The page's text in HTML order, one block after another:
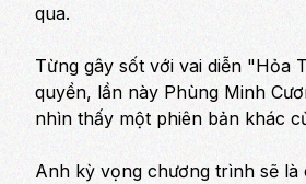
qua.
Từng gây sốt với vai diễn "Hỏa
quyền, lần này Phùng Minh
nhìn thấy một phiên bản khác
Anh kỳ vọng chương trình sẽ là